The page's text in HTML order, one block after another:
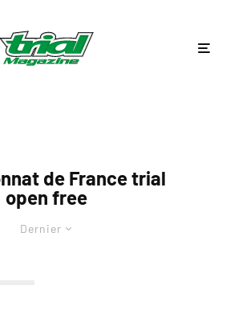
de France trial
open free
Dernier